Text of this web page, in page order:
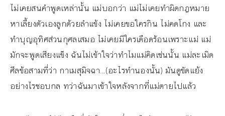
ไม่เคยสนคำพูดเหล่านั้น แม่บอกว่า แม่ไม่เคยทำผิดกฎหมาย
หาเลี้ยงตัวเองลูกด้วยลำแข้ง ไม่เคยขอใครกิน ไม่คดโกง และ
ทำบุญอุทิศส่วนกุศลเสมอ ไม่เคยมีใครเดือดร้อนเพราะแม่ แม่
มักจะพูดเสียงแข็ง ฉันไม่เข้าใจว่าทำไมแม่คิดเช่นนั้น แม่ละเมิด
ศีลข้อสามที่ว่า กาเมสุมิจฉา…(อะไรทำนองนั้น) มันดูขัดแย้ง
อย่างไรชอบกล ทว่าฉันมาเข้าใจหลังจากที่แม่ตายไปแล้ว